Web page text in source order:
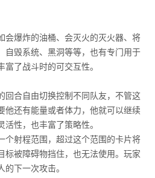
会爆炸的油桶、会灭火的灭火器、将
自毁系统、黑洞等等，也有专门用于
了战斗时的可交互性。
回合自由切换控制不同队友，不管这
他还有能量或者体力，他就可以继续
性，也丰富了策略性。
个射程范围，超过这个范围的卡片将
标被障碍物挡住，也无法使用。玩家
的下一次攻击。